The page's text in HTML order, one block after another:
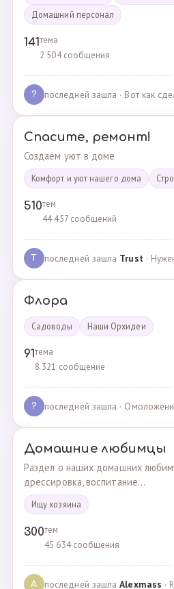
Домашний персонал
141тема
2 504 сообщения
? последней зашла · Вот как сделать
Спасите, ремонт!
Создаем уют в доме
Комфорт и уют нашего дома
510тем
44 457 сообщений
T последней зашла Trust ·
Флора
Садоводы Наши Орхидеи
91тема
8 321 сообщение
? последней зашла ·
Домашние любимцы
Раздел о наших домашних
дрессировка, воспитание...
Ищу хозяина
300тем
45 634 сообщения
A последней зашлаAlexmass ·